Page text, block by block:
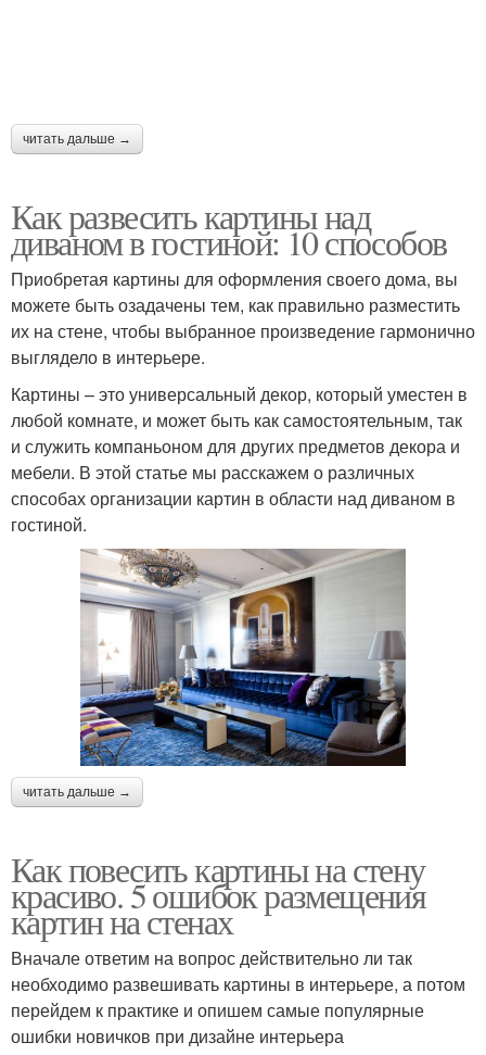
читать дальше →
Как развесить картины над
диваном в гостиной: 10 способов
Приобретая картины для оформления своего дома, вы
можете быть озадачены тем, как правильно разместить
их на стене, чтобы выбранное произведение гармонично
выглядело в интерьере.
Картины – это универсальный декор, который уместен в
любой комнате, и может быть как самостоятельным, так
и служить компаньоном для других предметов декора и
мебели. В этой статье мы расскажем о различных
способах организации картин в области над диваном в
гостиной.
читать дальше →
Как повесить картины на стену
красиво. 5 ошибок размещения
картин на стенах
Вначале ответим на вопрос действительно ли так
необходимо развешивать картины в интерьере, а потом
перейдем к практике и опишем самые популярные
ошибки новичков при дизайне интерьера